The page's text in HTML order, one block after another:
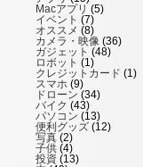
Macアプリ (5)
イベント (7)
オススメ (8)
カメラ・映像 (36)
ガジェット (48)
ロボット (1)
クレジットカード (1)
スマホ (9)
ドローン (34)
バイク (43)
パソコン (13)
便利グッズ (12)
写真 (2)
子供 (4)
投資 (13)